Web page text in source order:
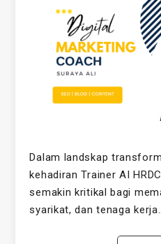
Dalam landskap
kehadiran Trainer AI
semakin kritikal bagi
syarikat, dan tenaga